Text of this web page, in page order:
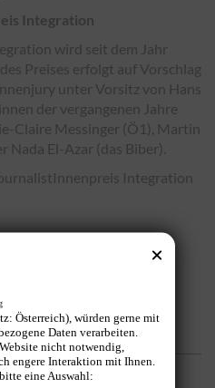
Integration
wird seit dem Jahr
Preises erfolgt auf Vorschlag
unter Vorsitz von Hans
der vergangenen Jahre
Claire Messinger (Ö1), Martin
Nada El-Azar (das Biber).
Integration
Österreich), würden gerne mit
Daten verarbeiten.
nicht notwendig,
engere Interaktion mit Ihnen.
eine Auswahl: